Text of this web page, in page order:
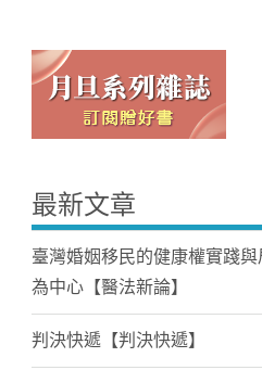
最新文章
臺灣婚姻移民的健康權實踐
為中心【醫法新論】
判決快遞【判決快遞】